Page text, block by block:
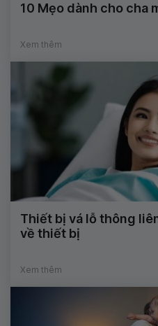
10 Mẹo dành cho cha
Xem thêm
Thiết bị vá lỗ thông
về thiết bị
Xem thêm